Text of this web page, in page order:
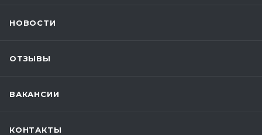
НОВОСТИ
ОТЗЫВЫ
ВАКАНСИИ
КОНТАКТЫ